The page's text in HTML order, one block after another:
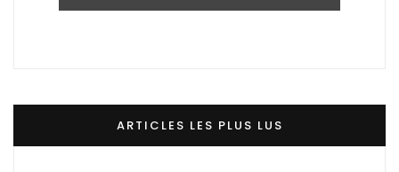
ARTICLES LES PLUS LUS